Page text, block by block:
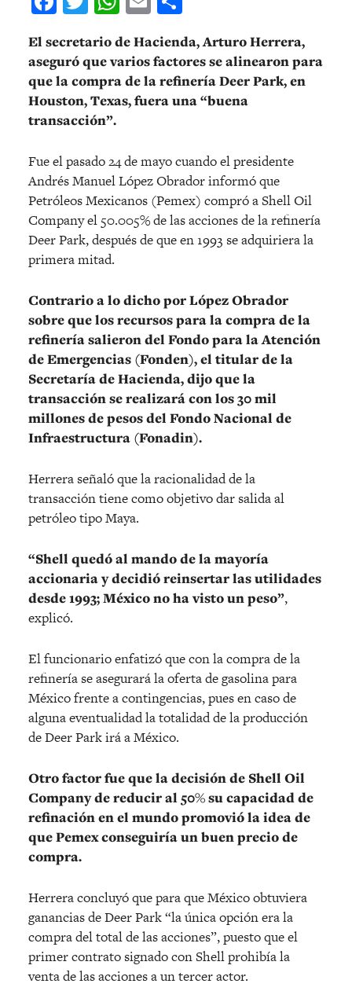
El secretario de Hacienda, Arturo Herrera,
aseguró que varios factores se alinearon para
que la compra de la refinería Deer Park, en
Houston, Texas, fuera una “buena
transacción”.
Fue el pasado 24 de mayo cuando el presidente
Andrés Manuel López Obrador informó que
Petróleos Mexicanos (Pemex) compró a Shell Oil
Company el 50.005% de las acciones de la refinería
Deer Park, después de que en 1993 se adquiriera la
primera mitad.
Contrario a lo dicho por López Obrador
sobre que los recursos para la compra de la
refinería salieron del Fondo para la Atención
de Emergencias (Fonden), el titular de la
Secretaría de Hacienda, dijo que la
transacción se realizará con los 30 mil
millones de pesos del Fondo Nacional de
Infraestructura (Fonadin).
Herrera señaló que la racionalidad de la
transacción tiene como objetivo dar salida al
petróleo tipo Maya.
“Shell quedó al mando de la mayoría
accionaria y decidió reinsertar las utilidades
desde 1993; México no ha visto un peso”,
explicó.
El funcionario enfatizó que con la compra de la
refinería se asegurará la oferta de gasolina para
México frente a contingencias, pues en caso de
alguna eventualidad la totalidad de la producción
de Deer Park irá a México.
Otro factor fue que la decisión de Shell Oil
Company de reducir al 50% su capacidad de
refinación en el mundo promovió la idea de
que Pemex conseguiría un buen precio de
compra.
Herrera concluyó que para que México obtuviera
ganancias de Deer Park “la única opción era la
compra del total de las acciones”, puesto que el
primer contrato signado con Shell prohibía la
venta de las acciones a un tercer actor.